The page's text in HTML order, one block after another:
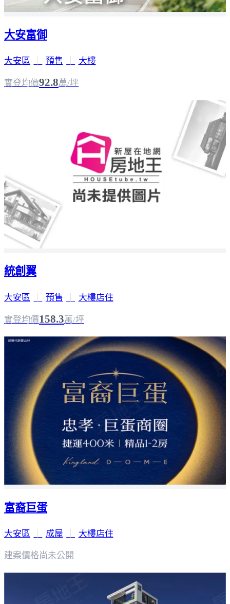
大安富御
大安區 預售 大樓
實登均價92.8萬/坪
統創翼
大安區 預售 大樓店住
實登均價158.3萬/坪
富裔巨蛋
大安區 成屋 大樓店住
建案價格尚未公開